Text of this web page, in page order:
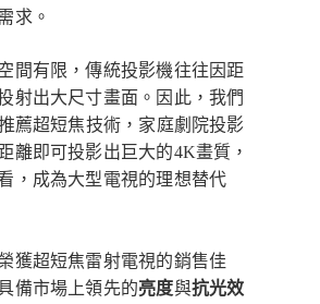
求。
間有限，傳統投影機往往因距
射出大尺寸畫面。因此，我們
薦超短焦技術，家庭劇院投影
離即可投影出巨大的4K畫質，
，成為大型電視的理想替代
獲超短焦雷射電視的銷售佳
備市場上領先的亮度與抗光效